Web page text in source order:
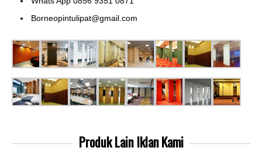
Borneopintulipat@gmail.com
Produk LainIklan Kami